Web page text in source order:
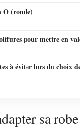
O (ronde)
pour mettre en
à éviter lors du choix
sa